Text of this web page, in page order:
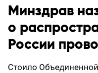
Минздрав
о
России
Стоило